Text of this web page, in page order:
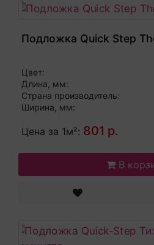
Подложка Quick Step
Цвет:
Длина, мм:
Страна производитель:
Ширина, мм:
Цена за 1м²: 801 р.
В